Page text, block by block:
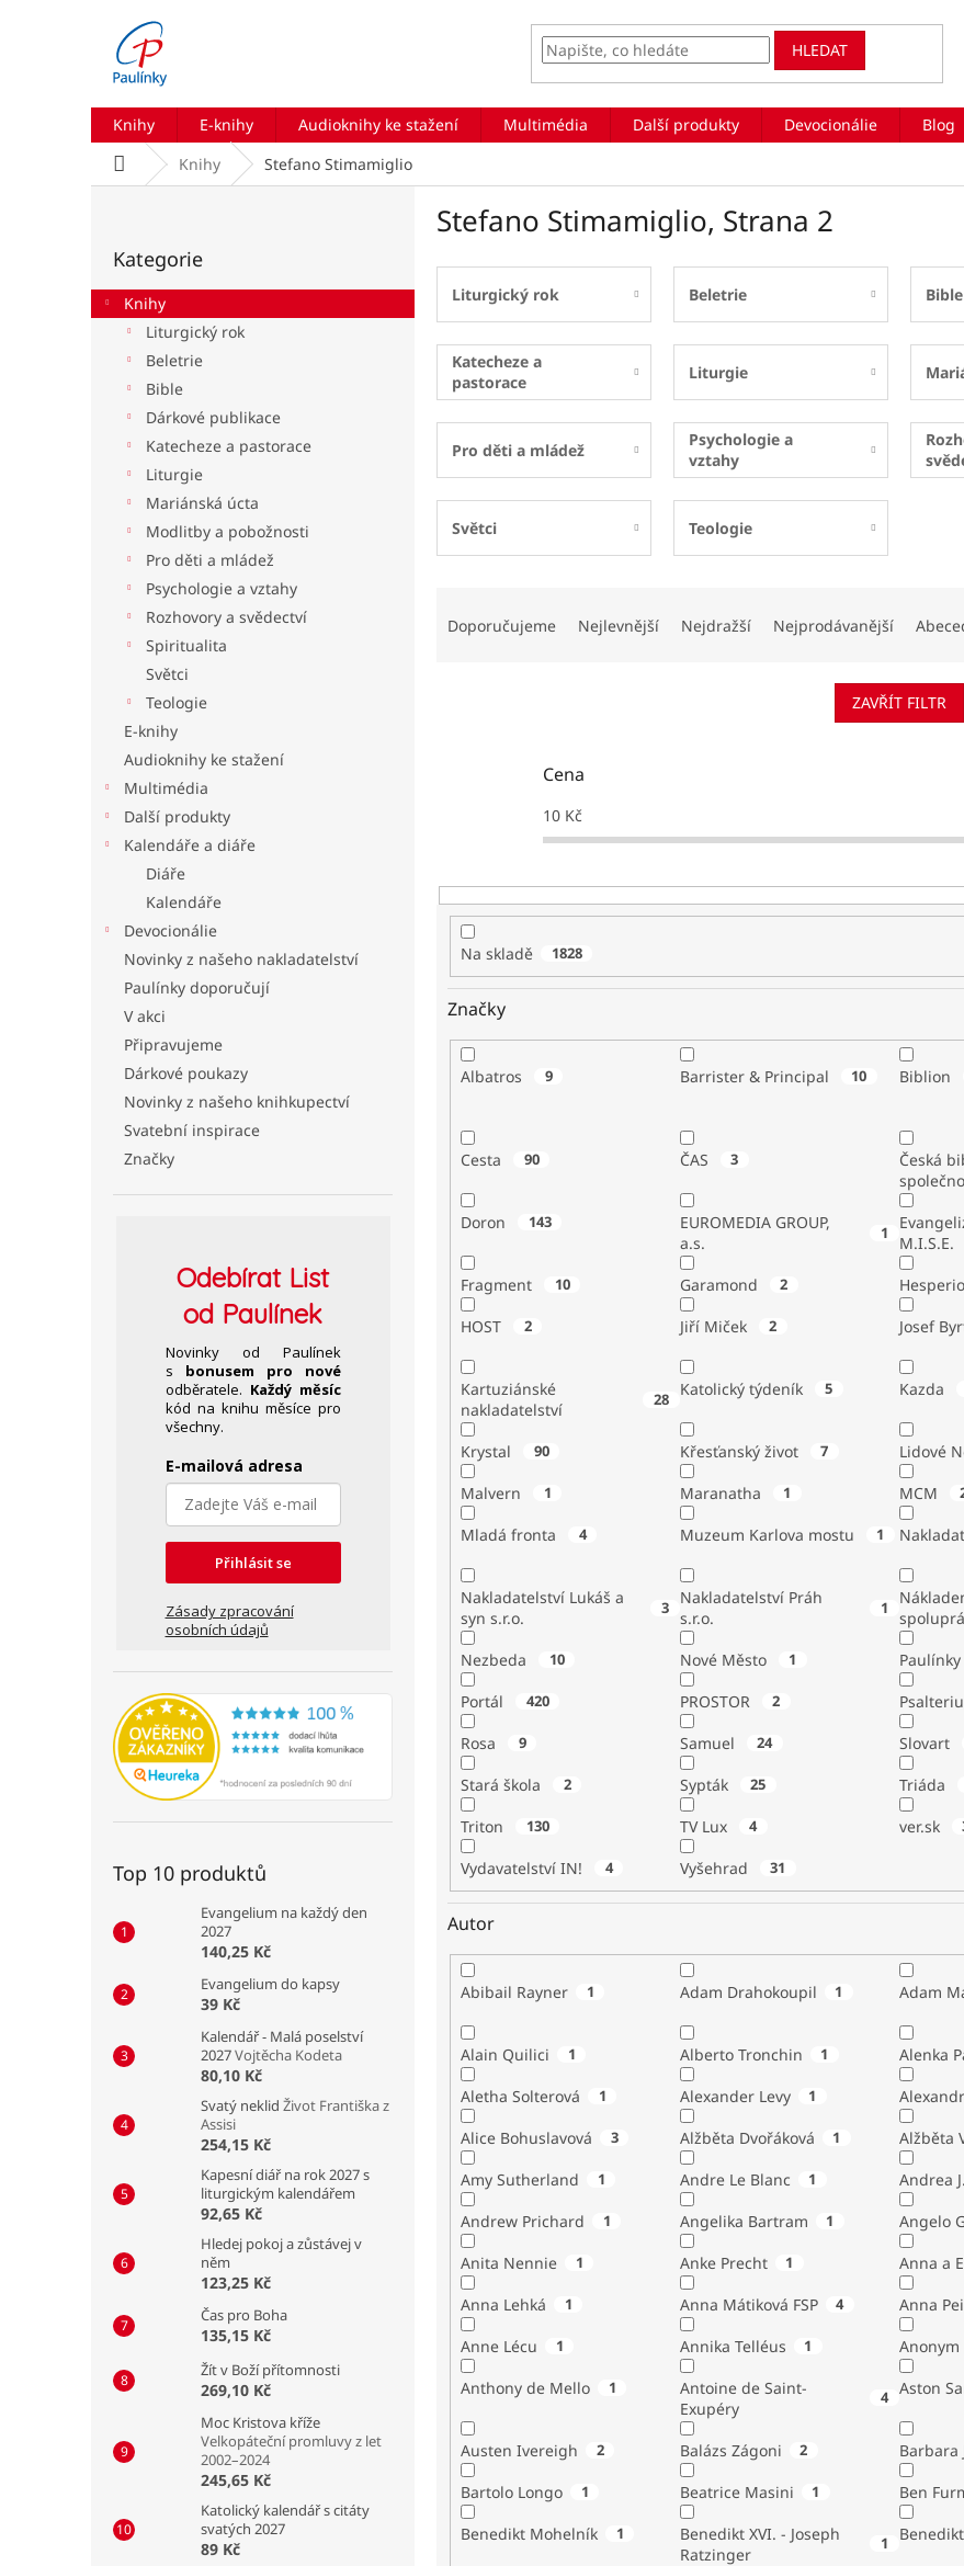
HLEDAT
Knihy E-knihy Audioknihy ke stažení Multimédia Další produkty Devocionálie Blog
Domů Knihy Stefano Stimamiglio
r
a
kategorie
Kategorie
Knihy
Liturgický rok
Beletrie
Bible
Dárkové publikace
Katecheze a pastorace
Liturgie
Mariánská úcta
Modlitby a pobožnosti
Pro děti a mládež
Psychologie a vztahy
Rozhovory a svědectví
Spiritualita
Světci
Teologie
E-knihy
Audioknihy ke stažení
Multimédia
Další produkty
Kalendáře a diáře
Diáře
Kalendáře
Devocionálie
Novinky z našeho nakladatelství
Paulínky doporučují
V akci
Připravujeme
Dárkové poukazy
Novinky z našeho knihkupectví
Svatební inspirace
Značky
OdebíratList
od Paulínek
Novinky od Paulínek
s bonusem pro nové
odběratele. Každý měsíc
kód na knihu měsíce pro
všechny.
E-mailová adresa
Přihlásit se
Zásady zpracování
osobních údajů
Top 10 produktů
Evangelium na každý den
2027
140,25 Kč
Evangelium do kapsy
39 Kč
Kalendář - Malá poselství
2027Vojtěcha Kodeta
80,10 Kč
Svatý neklid Život Františka z
Assisi
254,15 Kč
Kapesní diář na rok 2027 s
liturgickým kalendářem
92,65 Kč
Hledej pokoj a zůstávej v
něm
123,25 Kč
Čas pro Boha
135,15 Kč
Žít v Boží přítomnosti
269,10 Kč
Moc Kristova kříže
Velkopáteční promluvy z let
2002–2024
245,65 Kč
Katolický kalendář s citáty
svatých 2027
89 Kč
Stefano Stimamiglio, Strana 2
Liturgický rok Beletrie Bible
Katecheze a
pastorace
Liturgie
Pro děti a mládež
Psychologie a
vztahy
Světci Teologie
t
ů
Doporučujeme Nejlevnější Nejdražší Nejprodávanější
ZAVŘÍT FILTR
Cena
10Kč
Na skladě 1828
Značky
Albatros 9 Barrister & Principal 10 Biblion
Cesta 90 ČAS 3
Česká
Doron 143
EUROMEDIA GROUP,
a.s.
1
M.I.S.E.
Fragment 10 Garamond 2
HOST 2 Jiří Miček 2 Josef
Kartuziánské
nakladatelství
28 Katolický týdeník 5 Kazda
Krystal 90 Křesťanský život 7 Lidové
Malvern 1 Maranatha 1 MCM
Mladá fronta 4 Muzeum Karlova mostu 1
Nakladatelství Lukáš a
syn s.r.o.
3
Nakladatelství Práh
s.r.o.
1
Nezbeda 10 Nové Město 1 Paulínky
Portál 420 PROSTOR 2
Rosa 9 Samuel 24 Slovart
Stará škola 2 Sypták 25 Triáda
Triton 130 TV Lux 4 ver.sk
Vydavatelství IN! 4 Vyšehrad 31
Autor
Abibail Rayner 1 Adam Drahokoupil 1 Adam
Alain Quilici 1 Alberto Tronchin 1 Alenka
Aletha Solterová 1 Alexander Levy 1
Alice Bohuslavová 3 Alžběta Dvořáková 1 Alžběta
Amy Sutherland 1 Andre Le Blanc 1 Andrea
Andrew Prichard 1 Angelika Bartram 1
Anita Nennie 1 Anke Precht 1 Anna a
Anna Lehká 1 Anna Mátiková FSP 4 Anna
Anne Lécu 1 Annika Telléus 1 Anonym
Anthony de Mello 1
Antoine de Saint-
Exupéry
4 Aston
Austen Ivereigh 2 Balázs Zágoni 2 Barbara
Bartolo Longo 1 Beatrice Masini 1 Ben
Benedikt Mohelník 1
Benedikt XVI. - Joseph
Ratzinger
1